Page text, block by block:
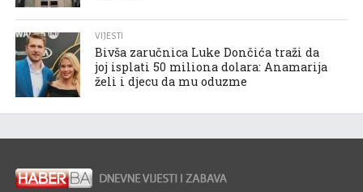
VIJESTI
Bivša zaručnica Luke Dončića traži da
joj isplati 50 miliona dolara: Anamarija
želi i djecu da mu oduzme